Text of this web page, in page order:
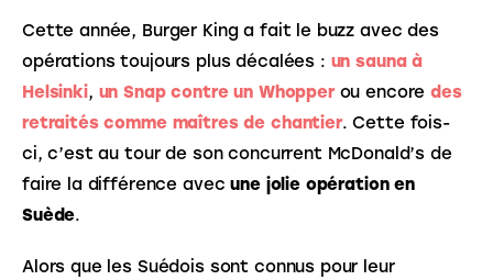
Cette année, Burger King a fait le buzz avec des
opérations toujours plus décalées : un sauna à
Helsinki, un Snap contre un Whopper ou encore des
retraités comme maîtres de chantier. Cette fois-
ci, c’est au tour de son concurrent McDonald’s de
faire la différence avec une jolie opération en
Suède.
Alors que les Suédois sont connus pour leur